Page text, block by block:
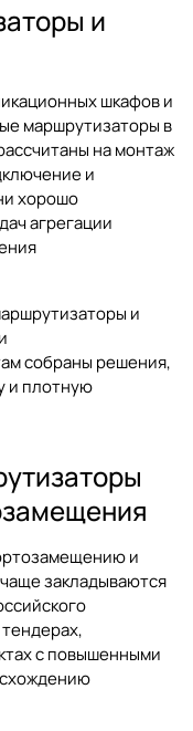
и
шкафов и
маршрутизаторы в
на монтаж
и
хорошо
агрегации
и
собраны решения,
и плотную
и
закладываются
с повышенными